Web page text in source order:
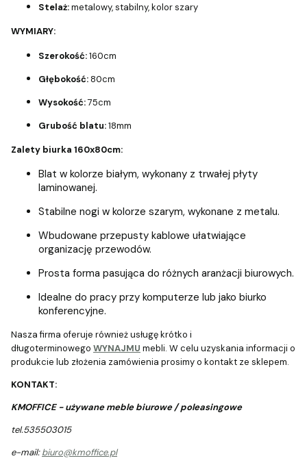
Stelaż:metalowy, stabilny, kolor szary
WYMIARY:
Szerokość:160cm
Głębokość:80cm
Wysokość:75cm
Grubość blatu:18mm
Zalety biurka 160x80cm:
Blat w kolorze białym, wykonany z trwałej płyty
laminowanej.
Stabilne nogi w kolorze szarym, wykonane z metalu.
Wbudowane przepusty kablowe ułatwiające
organizację przewodów.
Prosta forma pasująca do różnych aranżacji biurowych.
Idealne do pracy przy komputerze lub jako biurko
konferencyjne.
Nasza firma oferuje również usługę krótko i
długoterminowego WYNAJMU mebli. W celu uzyskania informacji o
produkcie lub złożenia zamówienia prosimy o kontakt ze sklepem.
KONTAKT:
KMOFFICE - używane meble biurowe / poleasingowe
tel.535503015
e-mail:biuro@kmoffice.pl